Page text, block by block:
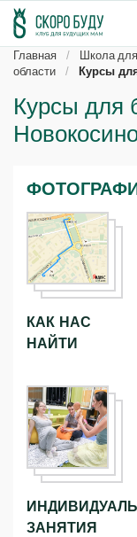
Главная
Школа
области
Курсы
Курсы для
КАК НАС
НАЙТИ
ЗАНЯТИЯ